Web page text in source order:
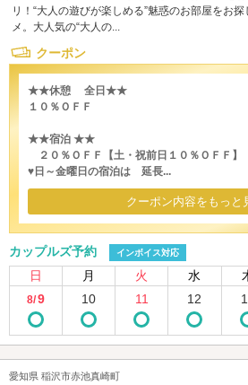
リ！“大人の遊びが楽しめる”魅惑のお部屋をお
メ。大人気の“大人の...
クーポン
★★休憩 全日★★
１０％ＯＦＦ
★★宿泊 ★★
２０％ＯＦＦ【土・祝前日１０％ＯＦＦ】
♥日～金曜日の宿泊は 延長...
クーポン内容をもっと
カップルズ予約 インボイス対応
日 月 火 水
8/9 10 11 12
愛知県 稲沢市赤池真崎町